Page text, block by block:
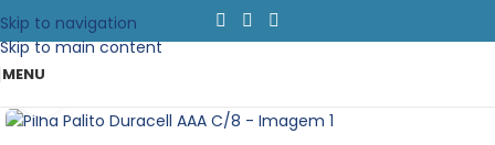
Skip to navigation
Skip to main content
MENU